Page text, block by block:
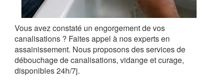
Vous avez constaté un engorgement de vos
canalisations ? Faites appel à nos experts en
assainissement. Nous proposons des services de
débouchage de canalisations, vidange et curage,
disponibles 24h/7j.